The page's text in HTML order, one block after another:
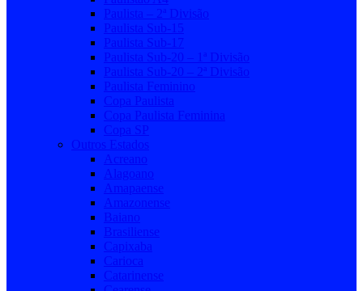
Paulista – 2ª Divisão
Paulista Sub-15
Paulista Sub-17
Paulista Sub-20 – 1ª Divisão
Paulista Sub-20 – 2ª Divisão
Paulista Feminino
Copa Paulista
Copa Paulista Feminina
Copa SP
Outros Estados
Acreano
Alagoano
Amapaense
Amazonense
Baiano
Brasiliense
Capixaba
Carioca
Catarinense